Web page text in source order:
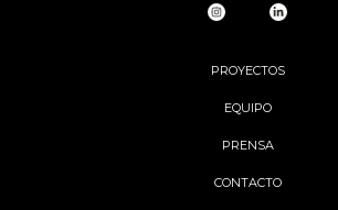
PROYECTOS
EQUIPO
PRENSA
CONTACTO